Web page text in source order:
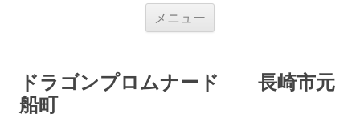
メニュー
ス
キ
ドラゴンプロムナード 長崎市元
船町